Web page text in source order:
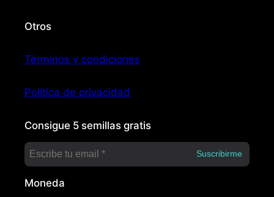
Otros
Términos y condiciones
Política de privacidad
Consigue 5 semillas gratis
Moneda